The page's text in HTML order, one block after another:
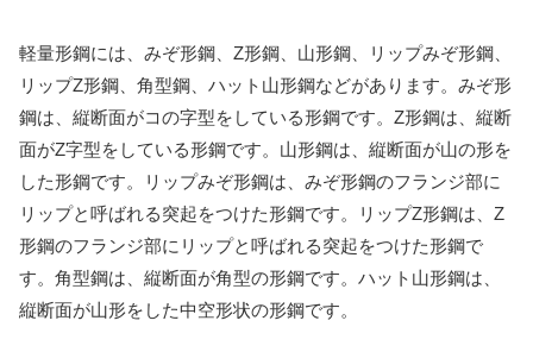
軽量形鋼には、みぞ形鋼、Z形鋼、山形鋼、リップみぞ形鋼、
リップZ形鋼、角型鋼、ハット山形鋼などがあります。みぞ形
鋼は、縦断面がコの字型をしている形鋼です。Z形鋼は、縦断
面がZ字型をしている形鋼です。山形鋼は、縦断面が山の形を
した形鋼です。リップみぞ形鋼は、みぞ形鋼のフランジ部に
リップと呼ばれる突起をつけた形鋼です。リップZ形鋼は、Z
形鋼のフランジ部にリップと呼ばれる突起をつけた形鋼で
す。角型鋼は、縦断面が角型の形鋼です。ハット山形鋼は、
縦断面が山形をした中空形状の形鋼です。